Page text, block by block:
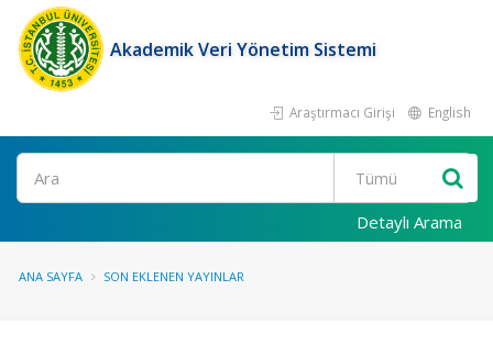
Akademik Veri Yönetim Sistemi
Araştırmacı Girişi English
Ara
Detaylı Arama
ANA SAYFA SON EKLENEN YAYINLAR